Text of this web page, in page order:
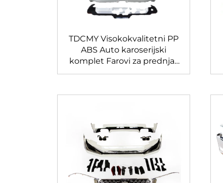
TDCMY Visokokvalitetni PP
ABS Auto karoserijski
komplet Farovi za prednja i
stražnja svjetla Branik za
Spoiler za 2022 Land